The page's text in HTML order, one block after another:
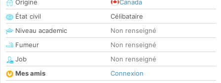
Origine
Canada
État civil
Célibataire
Niveau academic
Non renseigné
Fumeur
Non renseigné
Job
Non renseigné
Mes amis
Connexion